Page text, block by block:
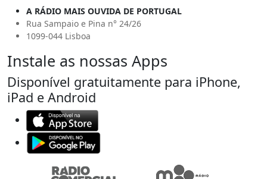
A RÁDIO MAIS OUVIDA DE PORTUGAL
Rua Sampaio e Pina n° 24/26
1099-044 Lisboa
Instale as nossas Apps
Disponível gratuitamente para iPhone,
iPad e Android